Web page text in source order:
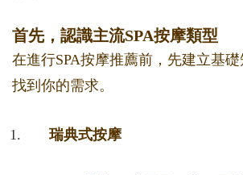
首先，認識主流SPA按摩類型
在進行SPA按摩推薦前，先建立基
找到你的需求。
瑞典式按摩